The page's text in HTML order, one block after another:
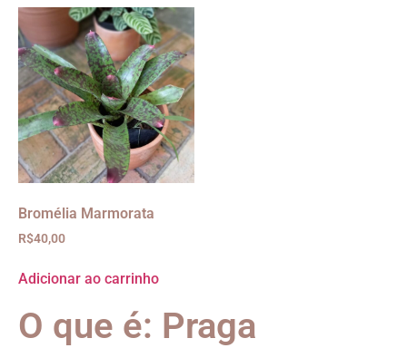
Bromélia Marmorata
R$40,00
Adicionar ao carrinho
O que é: Praga